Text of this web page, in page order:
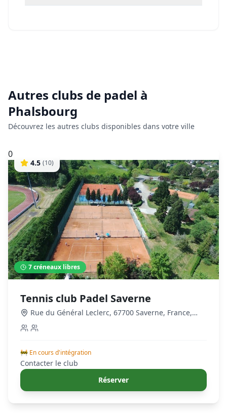
Autres clubs de padel à
Phalsbourg
Découvrez les autres clubs disponibles dans votre ville
0
4.5 (10)
7créneaux libres
Tennis club Padel Saverne
Rue du Général Leclerc, 67700 Saverne, France,
Phalsbourg
🚧 En cours d'intégration
Contacter le club
Réserver